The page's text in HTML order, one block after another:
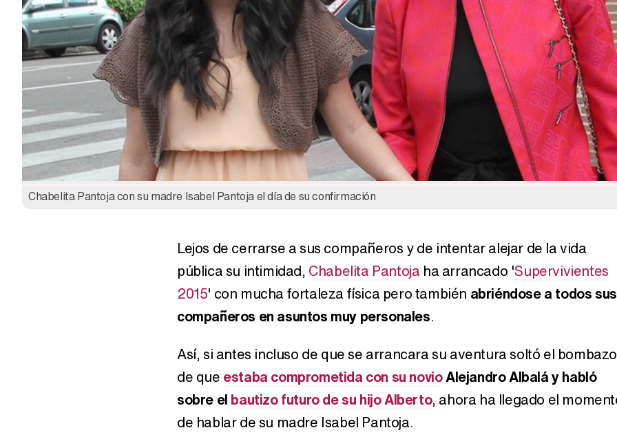
Manu Baqueiro: "Tuve como referente a Bruce Willis en 'Luz de Luna' para mi trabajo en la serie 'Perdiendo el juicio'"
Magdalena de Suecia responde a las críticas y explica por qué le han permitido lanzar su propio negocio
Chabelita Pantoja con su madre Isabel Pantoja el día de su confirmación
Lejos de cerrarse a sus compañeros y de intentar alejar de la vida
pública su intimidad, Chabelita Pantoja ha arrancado 'Supervivientes
2015' con mucha fortaleza física pero también abriéndose a todos sus
compañeros en asuntos muy personales.
Así, si antes incluso de que se arrancara su aventura soltó el bombazo
de que estaba comprometida con su novioAlejandro Albalá y habló
sobre el bautizo futuro de su hijo Alberto, ahora ha llegado el
de hablar de su madre Isabel Pantoja.